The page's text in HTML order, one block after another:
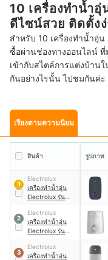
10 เครื่องทำน้ำ
ดีไซน์สวย ติดตั้ง
สำหรับ 10 เครื่องทำน้ำอุ่
ซื้อผ่านช่องทางออนไลน์
เข้ากับสไตล์การแต่งบ้าน
กันอย่างไรนั้น ไปชมกันค่ะ
เรียงตามความนิยม
สินค้า รูปภาพ
1
Electrolux
เครื่องทำน้ำอุ่น
Electrolux รุ่น
2
Electrolux
เครื่องทำน้ำอุ่น
Electrolux รุ่น
3
Electrolux
เครื่องทำน้ำอุ่น